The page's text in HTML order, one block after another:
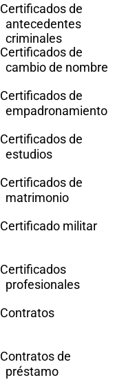
Certificados de
antecedentes
criminales
Certificados de
cambio de nombre
Certificados de
empadronamiento
Certificados de
estudios
Certificados de
matrimonio
Certificado militar
Certificados
profesionales
Contratos
Contratos de
préstamo